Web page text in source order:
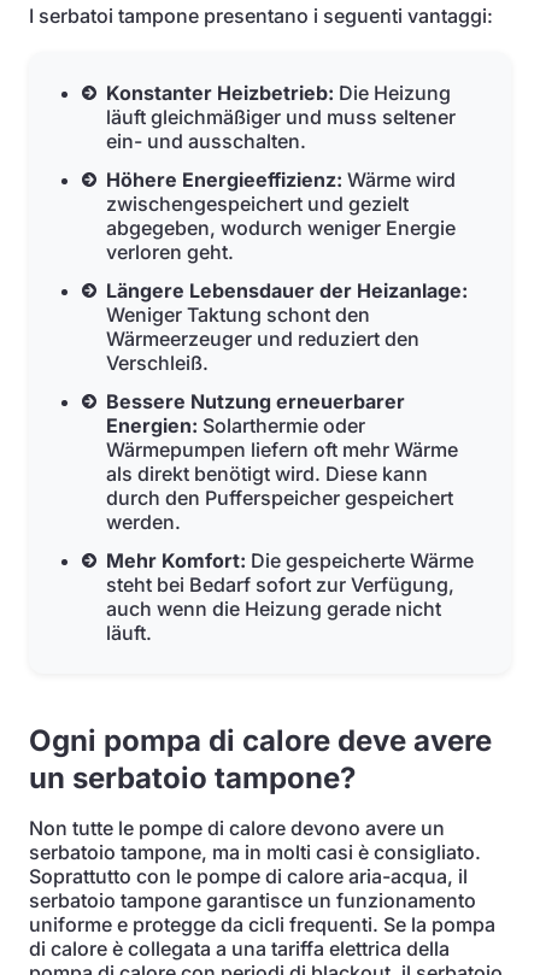
I serbatoi tampone presentano i seguenti vantaggi:
Konstanter Heizbetrieb: Die Heizung
läuft gleichmäßiger und muss seltener
ein- und ausschalten.
Höhere Energieeffizienz: Wärme wird
zwischengespeichert und gezielt
abgegeben, wodurch weniger Energie
verloren geht.
Längere Lebensdauer der Heizanlage:
Weniger Taktung schont den
Wärmeerzeuger und reduziert den
Verschleiß.
Bessere Nutzung erneuerbarer
Energien: Solarthermie oder
Wärmepumpen liefern oft mehr Wärme
als direkt benötigt wird. Diese kann
durch den Pufferspeicher gespeichert
werden.
Mehr Komfort: Die gespeicherte Wärme
steht bei Bedarf sofort zur Verfügung,
auch wenn die Heizung gerade nicht
läuft.
Ogni pompa di calore deve avere
un serbatoio tampone?
Non tutte le pompe di calore devono avere un
serbatoio tampone, ma in molti casi è consigliato.
Soprattutto con le pompe di calore aria-acqua, il
serbatoio tampone garantisce un funzionamento
uniforme e protegge da cicli frequenti. Se la pompa
di calore è collegata a una tariffa elettrica della